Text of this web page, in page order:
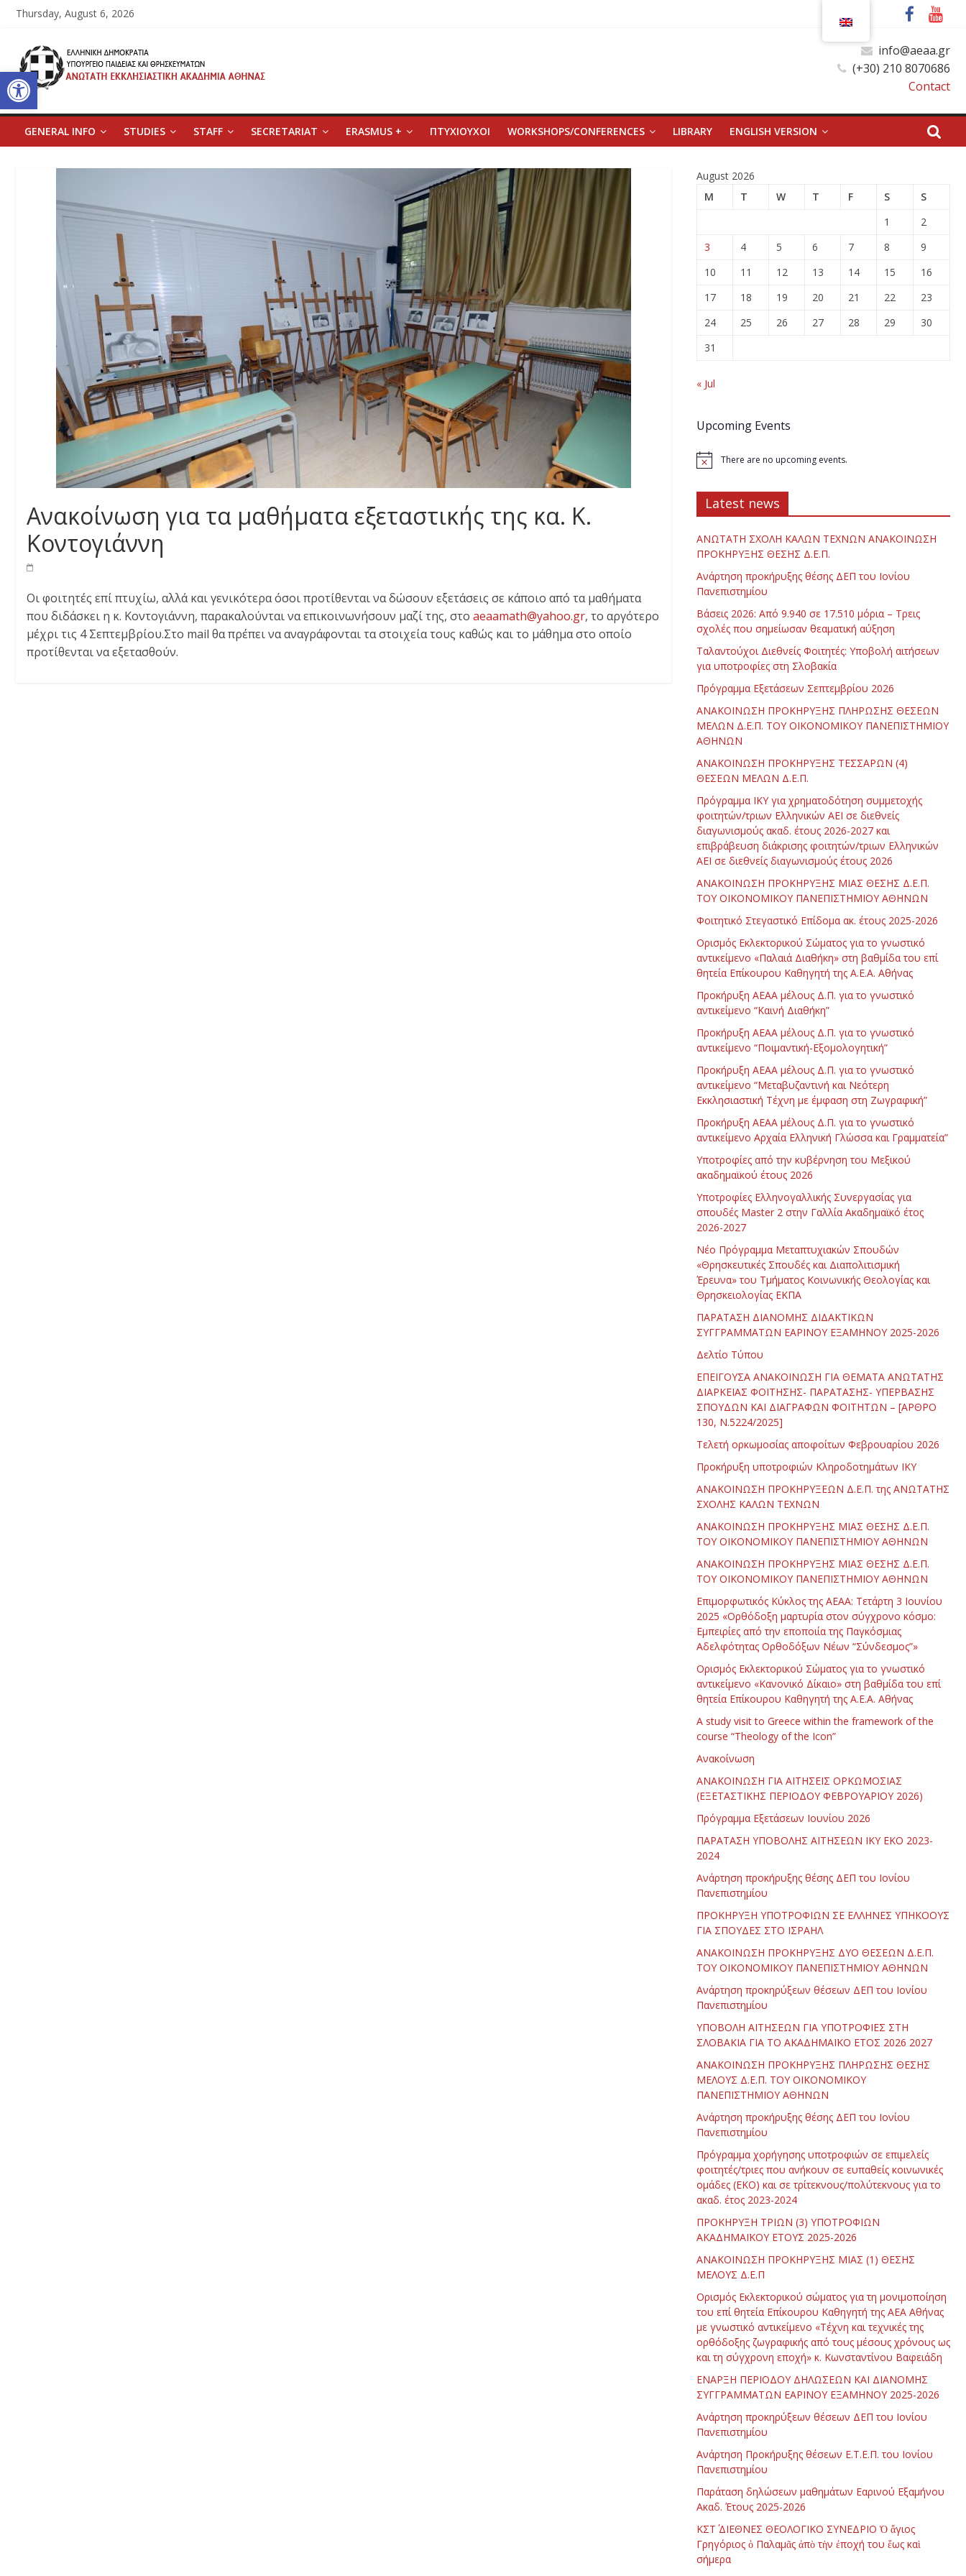
Open toolbar
Skip
content
Thursday, August 6, 2026
Ανώτατη
Εκκλησιαστική
Ακαδημία
Αθηνών
Ανώτατη
Εκκλησιαστική
info@aeaa.gr
(+30) 210 8070686
Contact
GENERAL INFO STUDIES STAFF SECRETARIAT ERASMUS + ΠΤΥΧΙΟΥΧΟΙ WORKSHOPS/CONFERENCES LIBRARY ENGLISH VERSION
Ανακοίνωση για τα μαθήματα εξεταστικής της κα. Κ.
Κοντογιάννη
Οι φοιτητές επί πτυχίω, αλλά και γενικότερα όσοι προτίθενται να δώσουν εξετάσεις σε κάποιο από τα μαθήματα
που διδάσκει η κ. Κοντογιάννη, παρακαλούνται να επικοινωνήσουν μαζί της, στο aeaamath@yahoo.gr, το αργότερο
μέχρι τις 4 Σεπτεμβρίου.Στο mail θα πρέπει να αναγράφονται τα στοιχεία τους καθώς και το μάθημα στο οποίο
προτίθενται να εξετασθούν.
August 2026
M
T W T F S
S
1
2
3
4 5 6 7 8
9
10
11 12 13 14 15
16
17
18 19 20 21 22
23
24
25 26 27 28 29
30
31
« Jul
Upcoming Events
There are no upcoming events.
Latest news
ΑΝΩΤΑΤΗ ΣΧΟΛΗ ΚΑΛΩΝ ΤΕΧΝΩΝ ΑΝΑΚΟΙΝΩΣΗ
ΠΡΟΚΗΡΥΞΗΣ ΘΕΣΗΣ Δ.Ε.Π.
Ανάρτηση προκήρυξης θέσης ΔΕΠ του Ιονίου
Πανεπιστημίου
Βάσεις 2026: Από 9.940 σε 17.510 μόρια – Τρεις
σχολές που σημείωσαν θεαματική αύξηση
Ταλαντούχοι Διεθνείς Φοιτητές: Υποβολή αιτήσεων
για υποτροφίες στη Σλοβακία
Πρόγραμμα Εξετάσεων Σεπτεμβρίου 2026
ΑΝΑΚΟΙΝΩΣΗ ΠΡΟΚΗΡΥΞΗΣ ΠΛΗΡΩΣΗΣ ΘΕΣΕΩΝ
ΜΕΛΩΝ Δ.Ε.Π. ΤΟΥ ΟΙΚΟΝΟΜΙΚΟΥ ΠΑΝΕΠΙΣΤΗΜΙΟΥ
ΑΘΗΝΩΝ
ΑΝΑΚΟΙΝΩΣΗ ΠΡΟΚΗΡΥΞΗΣ ΤΕΣΣΑΡΩΝ (4)
ΘΕΣΕΩΝ ΜΕΛΩΝ Δ.Ε.Π.
Πρόγραμμα ΙΚΥ για χρηματοδότηση συμμετοχής
φοιτητών/τριων Ελληνικών ΑΕΙ σε διεθνείς
διαγωνισμούς ακαδ. έτους 2026-2027 και
επιβράβευση διάκρισης φοιτητών/τριων Ελληνικών
ΑΕΙ σε διεθνείς διαγωνισμούς έτους 2026
ΑΝΑΚΟΙΝΩΣΗ ΠΡΟΚΗΡΥΞΗΣ ΜΙΑΣ ΘΕΣΗΣ Δ.Ε.Π.
ΤΟΥ ΟΙΚΟΝΟΜΙΚΟΥ ΠΑΝΕΠΙΣΤΗΜΙΟΥ ΑΘΗΝΩΝ
Φοιτητικό Στεγαστικό Επίδομα ακ. έτους 2025-2026
Ορισμός Εκλεκτορικού Σώματος για το γνωστικό
αντικείμενο «Παλαιά Διαθήκη» στη βαθμίδα του επί
θητεία Επίκουρου Καθηγητή της Α.Ε.Α. Αθήνας
Προκήρυξη ΑΕΑΑ μέλους Δ.Π. για το γνωστικό
αντικείμενο “Καινή Διαθήκη”
Προκήρυξη ΑΕΑΑ μέλους Δ.Π. για το γνωστικό
αντικείμενο “Ποιμαντική-Εξομολογητική”
Προκήρυξη ΑΕΑΑ μέλους Δ.Π. για το γνωστικό
αντικείμενο “Μεταβυζαντινή και Νεότερη
Εκκλησιαστική Τέχνη με έμφαση στη Ζωγραφική”
Προκήρυξη ΑΕΑΑ μέλους Δ.Π. για το γνωστικό
αντικείμενο Αρχαία Ελληνική Γλώσσα και Γραμματεία”
Υποτροφίες από την κυβέρνηση του Μεξικού
ακαδημαϊκού έτους 2026
Υποτροφίες Ελληνογαλλικής Συνεργασίας για
σπουδές Master 2 στην Γαλλία Ακαδημαϊκό έτος
2026-2027
Νέο Πρόγραμμα Μεταπτυχιακών Σπουδών
«Θρησκευτικές Σπουδές και Διαπολιτισμική
Έρευνα» του Τμήματος Κοινωνικής Θεολογίας και
Θρησκειολογίας ΕΚΠΑ
ΠΑΡΑΤΑΣΗ ΔΙΑΝΟΜΗΣ ΔΙΔΑΚΤΙΚΩΝ
ΣΥΓΓΡΑΜΜΑΤΩΝ ΕΑΡΙΝΟΥ ΕΞΑΜΗΝΟΥ 2025-2026
Δελτίο Τύπου
ΕΠΕΙΓΟΥΣΑ ΑΝΑΚΟΙΝΩΣΗ ΓΙΑ ΘΕΜΑΤΑ ΑΝΩΤΑΤΗΣ
ΔΙΑΡΚΕΙΑΣ ΦΟΙΤΗΣΗΣ- ΠΑΡΑΤΑΣΗΣ- ΥΠΕΡΒΑΣΗΣ
ΣΠΟΥΔΩΝ ΚΑΙ ΔΙΑΓΡΑΦΩΝ ΦΟΙΤΗΤΩΝ – [ΑΡΘΡΟ
130, Ν.5224/2025]
Τελετή ορκωμοσίας αποφοίτων Φεβρουαρίου 2026
Προκήρυξη υποτροφιών Κληροδοτημάτων ΙΚΥ
ΑΝΑΚΟΙΝΩΣΗ ΠΡΟΚΗΡΥΞΕΩΝ Δ.Ε.Π. της ΑΝΩΤΑΤΗΣ
ΣΧΟΛΗΣ ΚΑΛΩΝ ΤΕΧΝΩΝ
ΑΝΑΚΟΙΝΩΣΗ ΠΡΟΚΗΡΥΞΗΣ ΜΙΑΣ ΘΕΣΗΣ Δ.Ε.Π.
ΤΟΥ ΟΙΚΟΝΟΜΙΚΟΥ ΠΑΝΕΠΙΣΤΗΜΙΟΥ ΑΘΗΝΩΝ
ΑΝΑΚΟΙΝΩΣΗ ΠΡΟΚΗΡΥΞΗΣ ΜΙΑΣ ΘΕΣΗΣ Δ.Ε.Π.
ΤΟΥ ΟΙΚΟΝΟΜΙΚΟΥ ΠΑΝΕΠΙΣΤΗΜΙΟΥ ΑΘΗΝΩΝ
Επιμορφωτικός Κύκλος της ΑΕΑΑ: Τετάρτη 3 Ιουνίου
2025 «Ορθόδοξη μαρτυρία στον σύγχρονο κόσμο:
Εμπειρίες από την εποποιία της Παγκόσμιας
Αδελφότητας Ορθοδόξων Νέων “Σύνδεσμος”»
Ορισμός Εκλεκτορικού Σώματος για το γνωστικό
αντικείμενο «Κανονικό Δίκαιο» στη βαθμίδα του επί
θητεία Επίκουρου Καθηγητή της Α.Ε.Α. Αθήνας
Α study visit to Greece within the framework of the
course “Theology of the Icon”
Ανακοίνωση
ΑΝΑΚΟΙΝΩΣΗ ΓΙΑ ΑΙΤΗΣΕΙΣ ΟΡΚΩΜΟΣΙΑΣ
(ΕΞΕΤΑΣΤΙΚΗΣ ΠΕΡΙΟΔΟΥ ΦΕΒΡΟΥΑΡΙΟΥ 2026)
Πρόγραμμα Εξετάσεων Ιουνίου 2026
ΠΑΡΑΤΑΣΗ ΥΠΟΒΟΛΗΣ ΑΙΤΗΣΕΩΝ ΙΚΥ ΕΚΟ 2023-
2024
Ανάρτηση προκήρυξης θέσης ΔΕΠ του Ιονίου
Πανεπιστημίου
ΠΡΟΚΗΡΥΞΗ ΥΠΟΤΡΟΦΙΩΝ ΣΕ ΕΛΛΗΝΕΣ ΥΠΗΚΟΟΥΣ
ΓΙΑ ΣΠΟΥΔΕΣ ΣΤΟ ΙΣΡΑΗΛ
ΑΝΑΚΟΙΝΩΣΗ ΠΡΟΚΗΡΥΞΗΣ ΔΥΟ ΘΕΣΕΩΝ Δ.Ε.Π.
ΤΟΥ ΟΙΚΟΝΟΜΙΚΟΥ ΠΑΝΕΠΙΣΤΗΜΙΟΥ ΑΘΗΝΩΝ
Ανάρτηση προκηρύξεων θέσεων ΔΕΠ του Ιονίου
Πανεπιστημίου
ΥΠΟΒΟΛΗ ΑΙΤΗΣΕΩΝ ΓΙΑ ΥΠΟΤΡΟΦΙΕΣ ΣΤΗ
ΣΛΟΒΑΚΙΑ ΓΙΑ ΤΟ ΑΚΑΔΗΜΑΪΚΟ ΕΤΟΣ 2026 2027
ΑΝΑΚΟΙΝΩΣΗ ΠΡΟΚΗΡΥΞΗΣ ΠΛΗΡΩΣΗΣ ΘΕΣΗΣ
ΜΕΛΟΥΣ Δ.Ε.Π. ΤΟΥ ΟΙΚΟΝΟΜΙΚΟΥ
ΠΑΝΕΠΙΣΤΗΜΙΟΥ ΑΘΗΝΩΝ
Ανάρτηση προκήρυξης θέσης ΔΕΠ του Ιονίου
Πανεπιστημίου
Πρόγραμμα χορήγησης υποτροφιών σε επιμελείς
φοιτητές/τριες που ανήκουν σε ευπαθείς κοινωνικές
ομάδες (ΕΚΟ) και σε τρίτεκνους/πολύτεκνους για το
ακαδ. έτος 2023-2024
ΠΡΟΚΗΡΥΞΗ ΤΡΙΩΝ (3) ΥΠΟΤΡΟΦΙΩΝ
ΑΚΑΔΗΜΑΪΚΟΥ ΕΤΟΥΣ 2025-2026
ΑΝΑΚΟΙΝΩΣΗ ΠΡΟΚΗΡΥΞΗΣ ΜΙΑΣ (1) ΘΕΣΗΣ
ΜΕΛΟΥΣ Δ.Ε.Π
Ορισμός Εκλεκτορικού σώματος για τη μονιμοποίηση
του επί θητεία Επίκουρου Καθηγητή της ΑΕΑ Αθήνας
με γνωστικό αντικείμενο «Τέχνη και τεχνικές της
ορθόδοξης ζωγραφικής από τους μέσους χρόνους ως
και τη σύγχρονη εποχή» κ. Κωνσταντίνου Βαφειάδη
ΕΝΑΡΞΗ ΠΕΡΙΟΔΟΥ ΔΗΛΩΣΕΩΝ ΚΑΙ ΔΙΑΝΟΜΗΣ
ΣΥΓΓΡΑΜΜΑΤΩΝ ΕΑΡΙΝΟΥ ΕΞΑΜΗΝΟΥ 2025-2026
Ανάρτηση προκηρύξεων θέσεων ΔΕΠ του Ιονίου
Πανεπιστημίου
Ανάρτηση Προκήρυξης θέσεων Ε.Τ.Ε.Π. του Ιονίου
Πανεπιστημίου
Παράταση δηλώσεων μαθημάτων Εαρινού Εξαμήνου
Ακαδ. Έτους 2025-2026
ΚΣΤ΄ ΔΙΕΘΝΕΣ ΘΕΟΛΟΓΙΚΟ ΣΥΝΕΔΡΙΟ Ὁ ἅγιος
Γρηγόριος ὁ Παλαμᾶς ἀπὸ τὴν ἐποχή του ἕως καὶ
σήμερα